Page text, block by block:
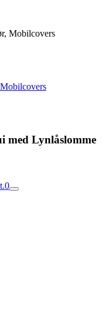
Mobilcovers
Mobilcovers
med Lynlåslomme
0